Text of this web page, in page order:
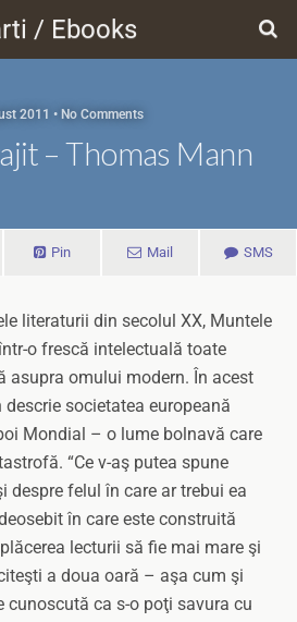
/ Ebooks
2011 • No Comments
– Thomas Mann
Pin Mail SMS
literaturii din secolul XX, Muntele
o frescă intelectuală toate
asupra omului modern. În acest
societatea europeană
Mondial – o lume bolnavă care
“Ce v-aş putea spune
despre felul în care ar trebui ea
în care este construită
lecturii să fie mai mare şi
a doua oară – aşa cum şi
cunoscută ca s-o poţi savura cu